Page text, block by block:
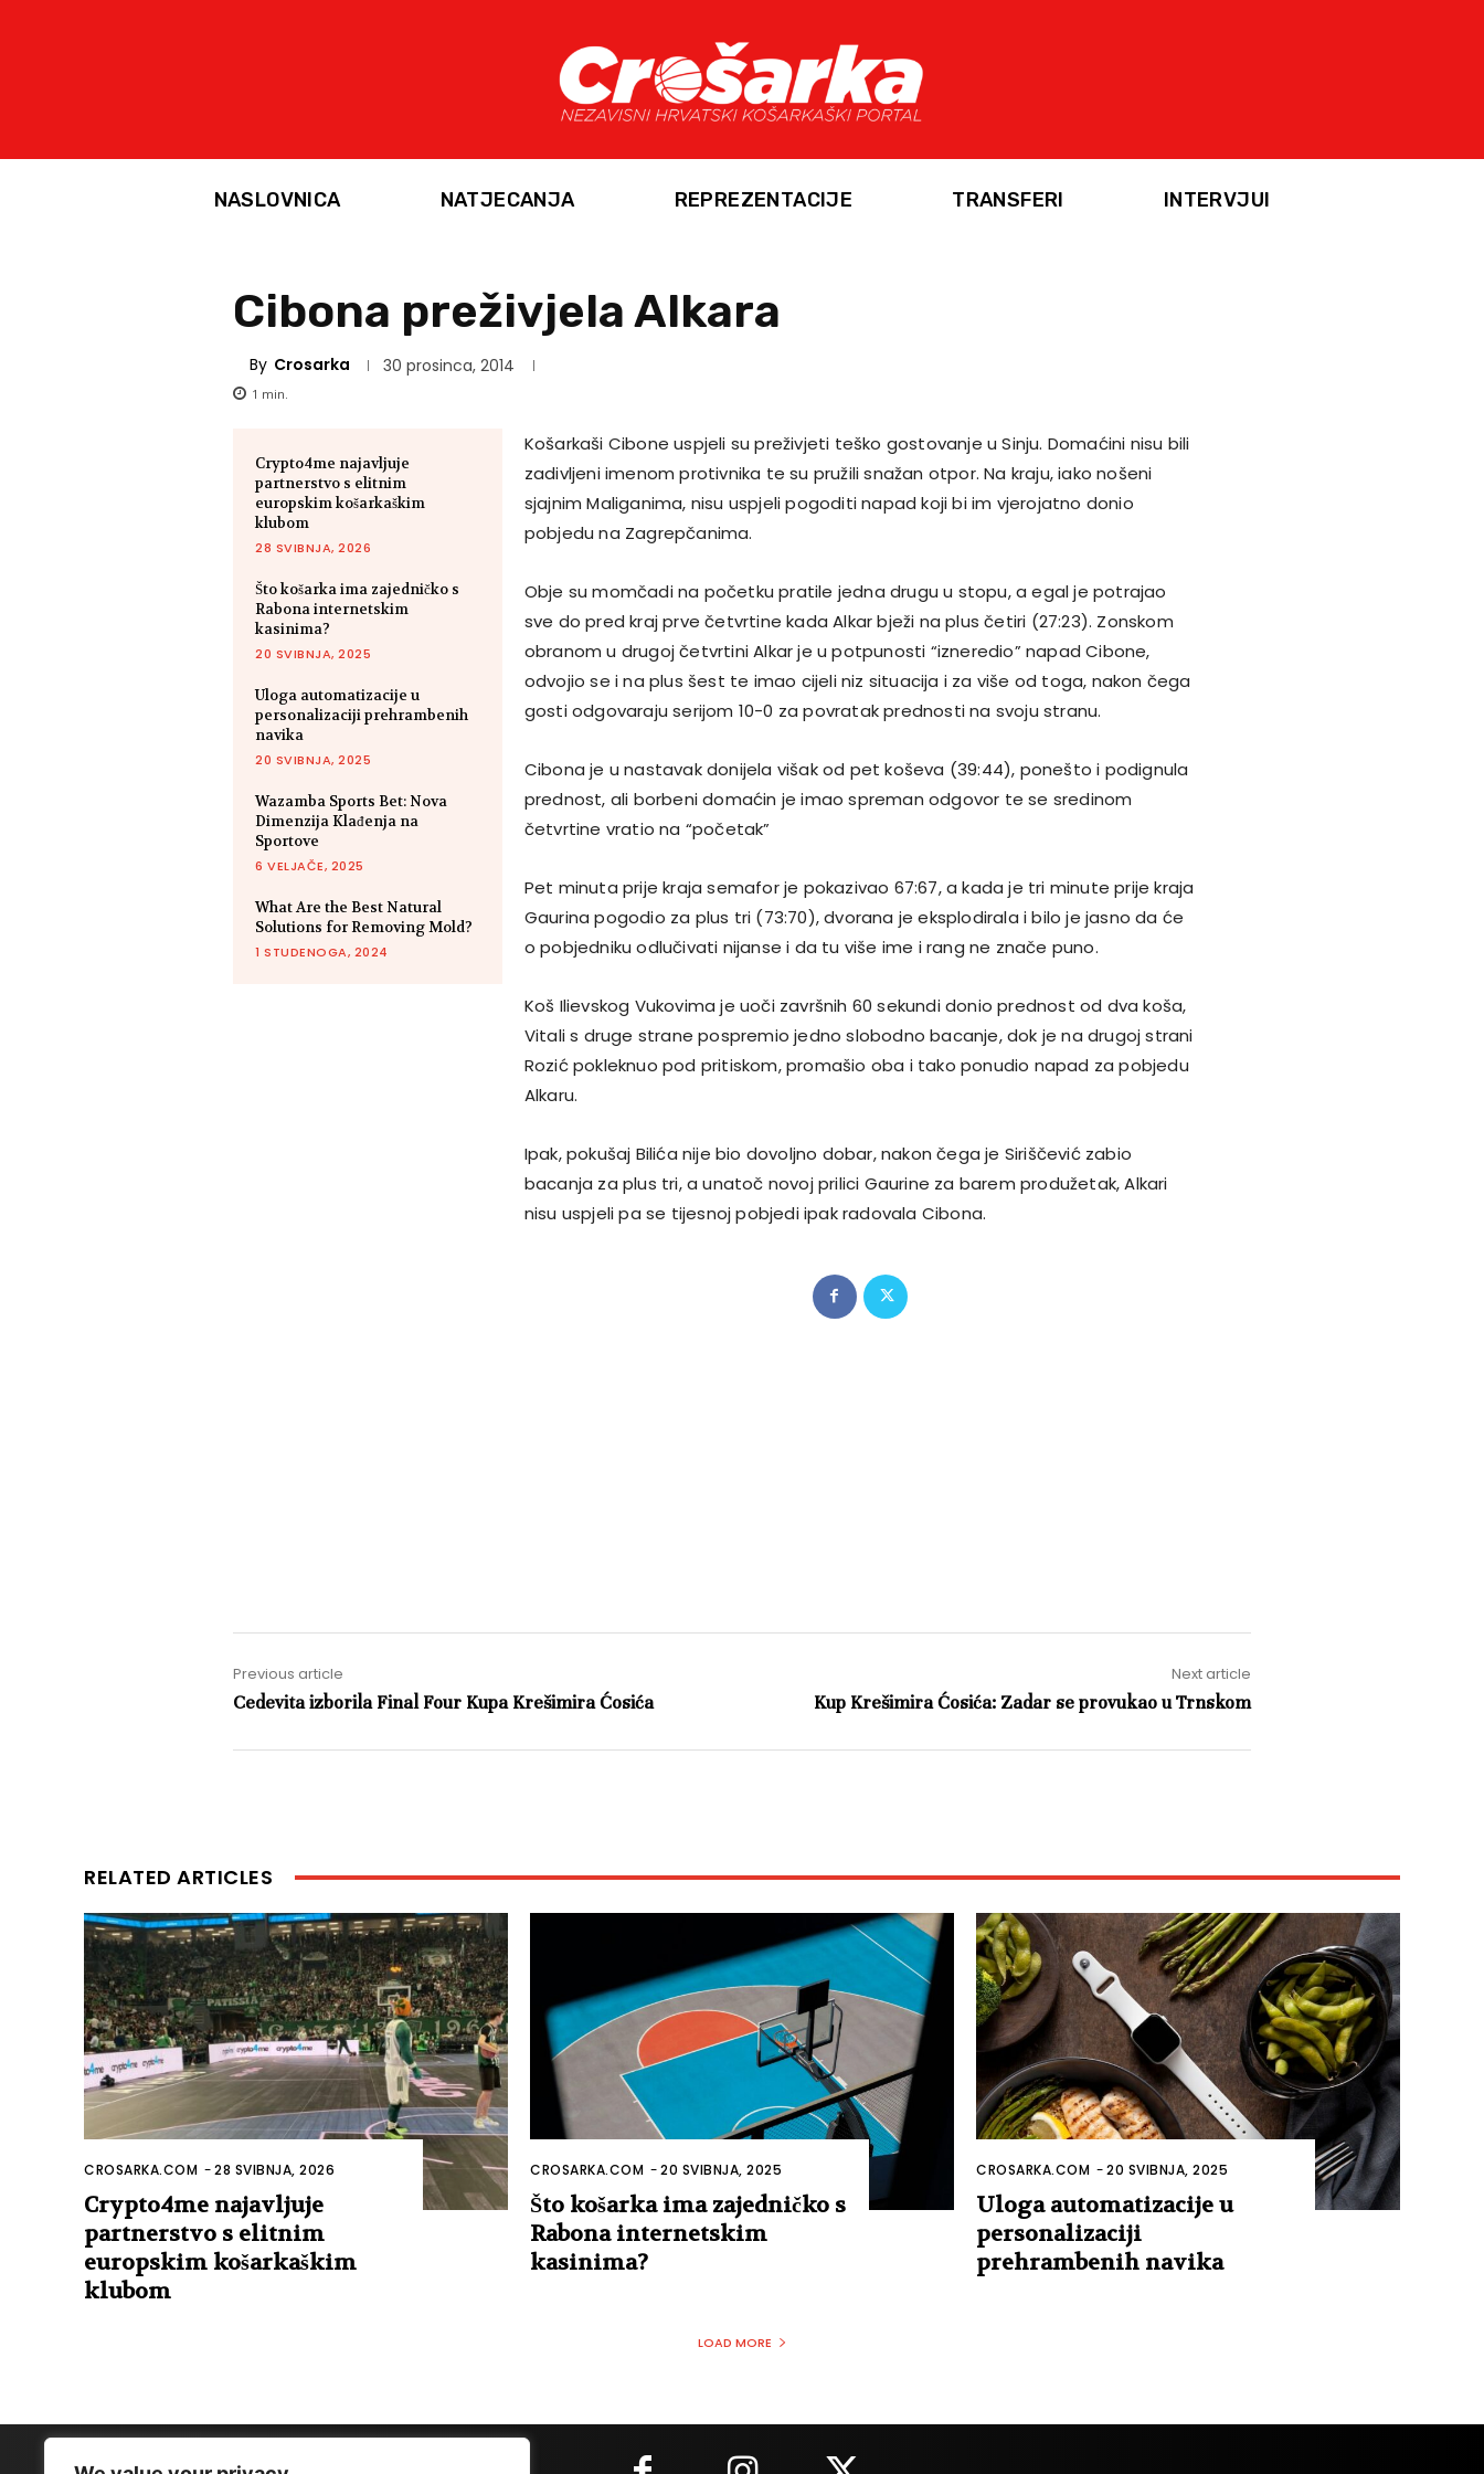
NASLOVNICA NATJECANJA REPREZENTACIJE TRANSFERI INTERVJUI
Cibona preživjela Alkara
By Crosarka 30 prosinca, 2014
1 min.
Crypto4me najavljuje
partnerstvo s elitnim
europskim košarkaškim
klubom
28 SVIBNJA, 2026
Što košarka ima zajedničko s
Rabona internetskim
kasinima?
20 SVIBNJA, 2025
Uloga automatizacije u
personalizaciji prehrambenih
navika
20 SVIBNJA, 2025
Wazamba Sports Bet: Nova
Dimenzija Klađenja na
Sportove
6 VELJAČE, 2025
What Are the Best Natural
Solutions for Removing Mold?
1 STUDENOGA, 2024
Košarkaši Cibone uspjeli su preživjeti teško gostovanje u Sinju. Domaćini nisu bili
zadivljeni imenom protivnika te su pružili snažan otpor. Na kraju, iako nošeni
sjajnim Maliganima, nisu uspjeli pogoditi napad koji bi im vjerojatno donio
pobjedu na Zagrepčanima.
Obje su momčadi na početku pratile jedna drugu u stopu, a egal je potrajao
sve do pred kraj prve četvrtine kada Alkar bježi na plus četiri (27:23). Zonskom
obranom u drugoj četvrtini Alkar je u potpunosti “izneredio” napad Cibone,
odvojio se i na plus šest te imao cijeli niz situacija i za više od toga, nakon čega
gosti odgovaraju serijom 10-0 za povratak prednosti na svoju stranu.
Cibona je u nastavak donijela višak od pet koševa (39:44), ponešto i podignula
prednost, ali borbeni domaćin je imao spreman odgovor te se sredinom
četvrtine vratio na “početak”
Pet minuta prije kraja semafor je pokazivao 67:67, a kada je tri minute prije kraja
Gaurina pogodio za plus tri (73:70), dvorana je eksplodirala i bilo je jasno da će
o pobjedniku odlučivati nijanse i da tu više ime i rang ne znače puno.
Koš Ilievskog Vukovima je uoči završnih 60 sekundi donio prednost od dva koša,
Vitali s druge strane pospremio jedno slobodno bacanje, dok je na drugoj strani
Rozić pokleknuo pod pritiskom, promašio oba i tako ponudio napad za pobjedu
Alkaru.
Ipak, pokušaj Bilića nije bio dovoljno dobar, nakon čega je Siriščević zabio
bacanja za plus tri, a unatoč novoj prilici Gaurine za barem produžetak, Alkari
nisu uspjeli pa se tijesnoj pobjedi ipak radovala Cibona.
Previous article
Cedevita izborila Final Four Kupa Krešimira Ćosića
Next article
Kup Krešimira Ćosića: Zadar se provukao u Trnskom
RELATED ARTICLES
CROSARKA.COM -28 SVIBNJA, 2026
Crypto4me najavljuje
partnerstvo s elitnim
europskim košarkaškim
klubom
CROSARKA.COM -20 SVIBNJA, 2025
Što košarka ima zajedničko s
Rabona internetskim
kasinima?
CROSARKA.COM -20 SVIBNJA, 2025
Uloga automatizacije u
personalizaciji
prehrambenih navika
LOAD MORE